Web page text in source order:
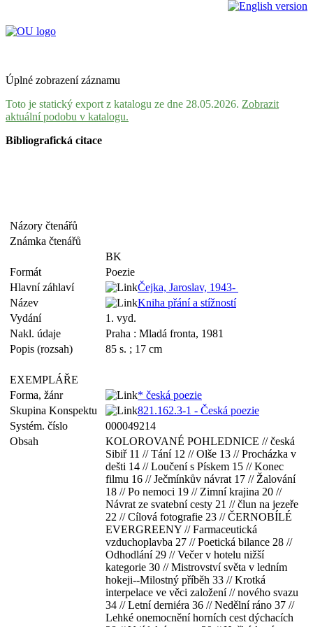
Úplné zobrazení záznamu
Toto je statický export z katalogu ze dne 28.05.2026. Zobrazit
aktuální podobu v katalogu.
Bibliografická citace
Názory čtenářů
Známka čtenářů
BK
Formát
Poezie
Hlavní záhlaví
Čejka, Jaroslav, 1943-
Název
Kniha přání a stížností
Vydání
1. vyd.
Nakl. údaje
Praha : Mladá fronta, 1981
Popis (rozsah)
85 s. ; 17 cm
EXEMPLÁŘE
Forma, žánr
* česká poezie
Skupina Konspektu
821.162.3-1 - Česká poezie
Systém. číslo
000049214
Obsah
KOLOROVANÉ POHLEDNICE // česká
Sibiř 11 // Tání 12 // Olše 13 // Procházka v
dešti 14 // Loučení s Pískem 15 // Konec
filmu 16 // Ječmínkův návrat 17 // Žalování
18 // Po nemoci 19 // Zimní krajina 20 //
Návrat ze svatební cesty 21 // člun na jezeře
22 // Cílová fotografie 23 // ČERNOBÍLÉ
EVERGREENY // Farmaceutická
vzduchoplavba 27 // Poetická bilance 28 //
Odhodlání 29 // Večer v hotelu nižší
kategorie 30 // Mistrovství světa v ledním
hokeji--Milostný příběh 33 // Krotká
interpelace ve věci založení // nového svazu
34 // Letní derniéra 36 // Nedělní ráno 37 //
Lehké onemocnění horních cest dýchacích